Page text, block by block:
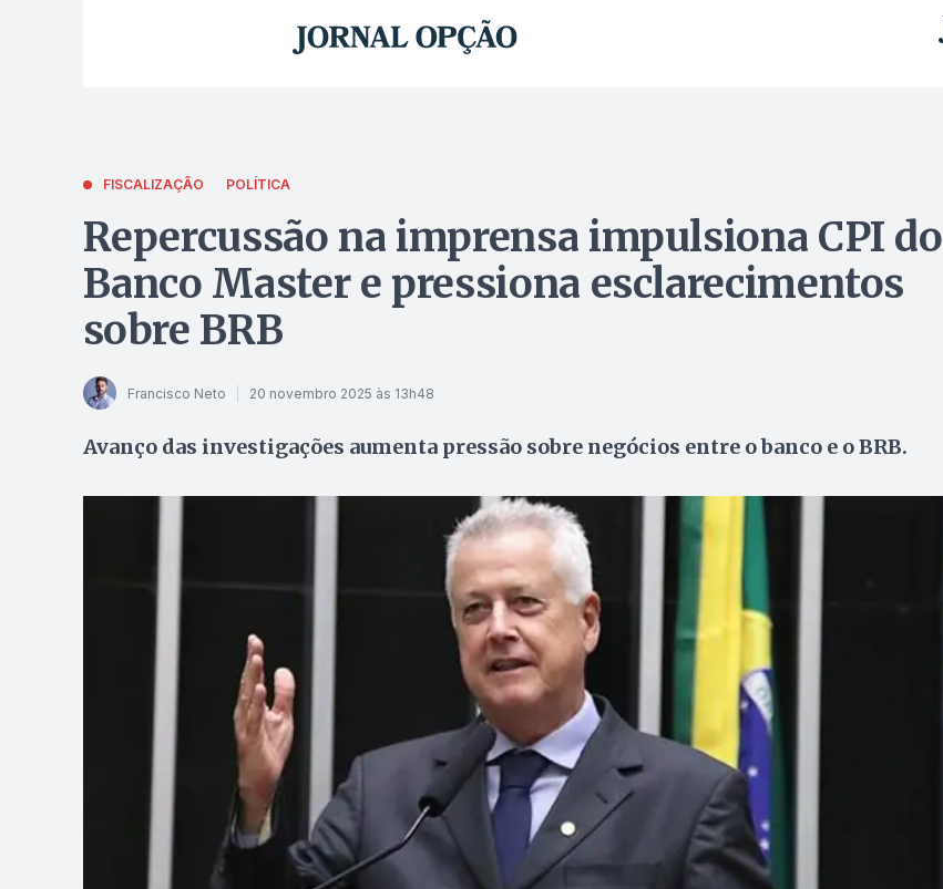
FISCALIZAÇÃO POLÍTICA
Repercussão na imprensa impulsiona CPI do
Banco Master e pressiona esclarecimentos
sobre BRB
Francisco Neto 20 novembro 2025 às 13h48
Avanço das investigações aumenta pressão sobre negócios entre o banco e o BRB.